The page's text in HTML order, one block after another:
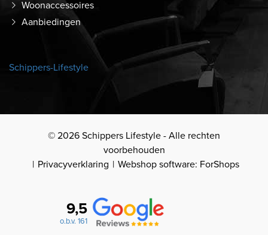
Woonaccessoires
Aanbiedingen
Schippers-Lifestyle
© 2026 Schippers Lifestyle - Alle rechten
voorbehouden
Privacyverklaring
Webshop software: ForShops
9,5
o.b.v. 161